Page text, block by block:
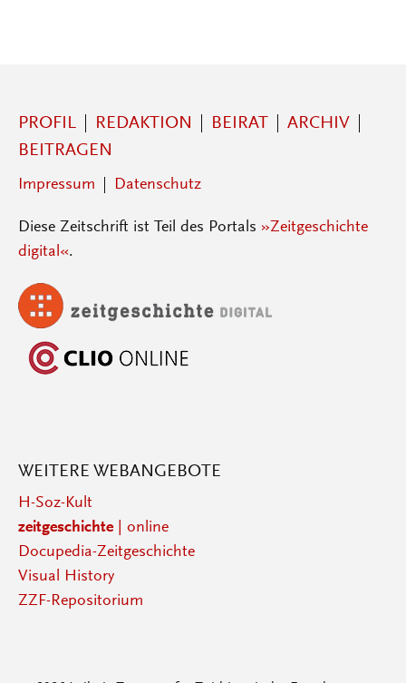
PROFIL REDAKTION BEIRAT
ARCHIV
BEITRAGEN
Impressum Datenschutz
Diese Zeitschrift ist Teil des Portals »Zeitgeschichte
digital«.
WEITERE WEBANGEBOTE
H-Soz-Kult
zeitgeschichte| online
Docupedia-Zeitgeschichte
Visual History
ZZF-Repositorium